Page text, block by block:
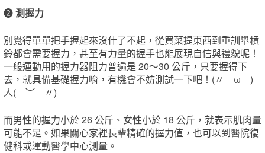
❷測握力
別覺得單單把手握起來沒什了不起，從買菜提東西到重訓舉槓
鈴都會需要握力，甚至有力量的握手也能展現自信與禮貌呢！
一般運動用的握力器阻力普遍是 20～30 公斤，只要握得下
去，就具備基礎握力唷，有機會不妨測試一下吧！(〃￣ω￣)
人(￣︶￣〃)
而男性的握力小於 26 公斤、女性小於 18 公斤，就表示肌肉量
可能不足。如果關心家裡長輩精確的握力值，也可以到醫院復
健科或運動醫學中心測量。